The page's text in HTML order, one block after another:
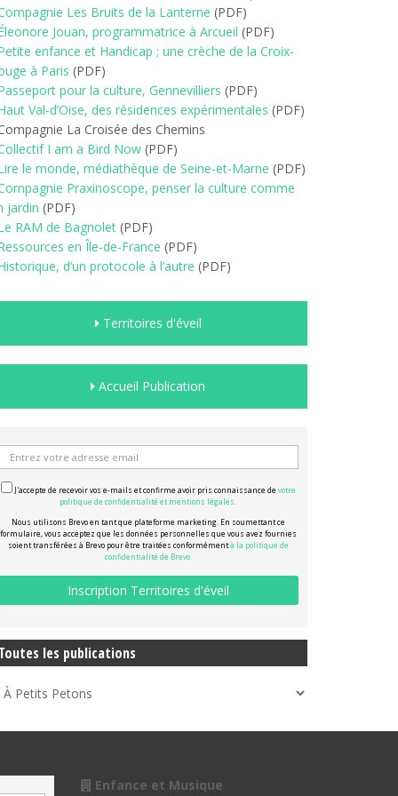
Les Bruits de la Lanterne (PDF)
Jouan, programmatrice à Arcueil (PDF)
enfance et Handicap ; une crèche de la Croix-
à Paris (PDF)
pour la culture, Gennevilliers (PDF)
Val-d’Oise, des résidences expérimentales (PDF)
La Croisée des Chemins
I am a Bird Now(PDF)
le monde, médiathèque de Seine-et-Marne (PDF)
Praxinoscope, penser la culture comme
jardin (PDF)
RAM de Bagnolet(PDF)
en Île-de-France (PDF)
d’un protocole à l’autre (PDF)
Territoires d'éveil
Accueil Publication
J'accepte de recevoir vos e-mails et confirme avoir pris connaissance de votre
politique de confidentialité et mentions légales.
Nous utilisons Brevo en tant que plateforme marketing. En soumettant ce
formulaire, vous acceptez que les données personnelles que vous avez fournies
soient transférées à Brevo pour être traitées conformémentà la politique de
confidentialité de Brevo.
Toutes les publications
Enfance et Musique